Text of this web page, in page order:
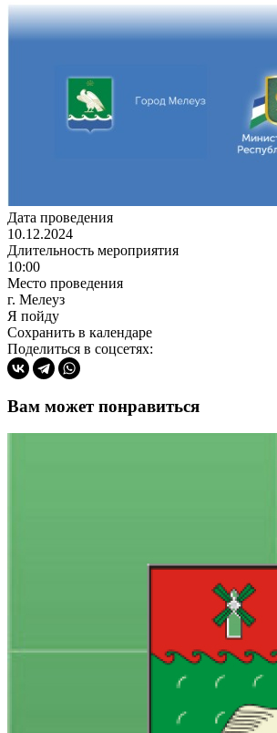
Дата проведения
10.12.2024
Длительность мероприятия
10:00
Место проведения
г. Мелеуз
Я пойду
Сохранить в календаре
Поделиться в соцсетях:
Вам может понравиться